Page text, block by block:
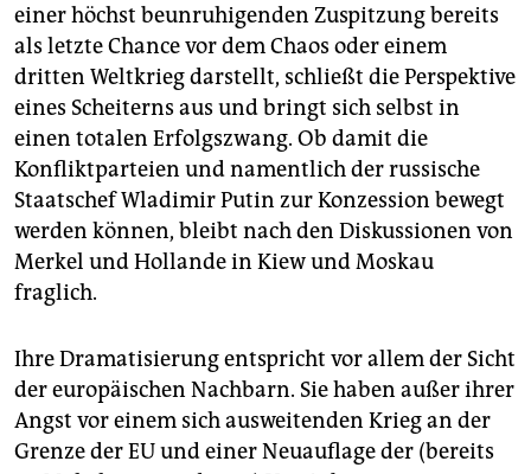
einer höchst beunruhigenden Zuspitzung bereits
als letzte Chance vor dem Chaos oder einem
dritten Weltkrieg darstellt, schließt die Perspektive
eines Scheiterns aus und bringt sich selbst in
einen totalen Erfolgszwang. Ob damit die
Konfliktparteien und namentlich der russische
Staatschef Wladimir Putin zur Konzession bewegt
werden können, bleibt nach den Diskussionen von
Merkel und Hollande in Kiew und Moskau
fraglich.
Ihre Dramatisierung entspricht vor allem der Sicht
der europäischen Nachbarn. Sie haben außer ihrer
Angst vor einem sich ausweitenden Krieg an der
Grenze der EU und einer Neuauflage der (bereits